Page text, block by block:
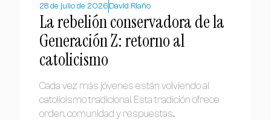
28 de julio de 2026 David Riaño
La rebelión conservadora de la
Generación Z: retorno al
catolicismo
Cada vez más jóvenes están volviendo al
catolicismo tradicional. Esta tradición ofrece
orden, comunidad y respuestas...